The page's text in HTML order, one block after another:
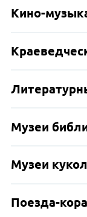
Кино-
Музеи
Музеи
Поезда-